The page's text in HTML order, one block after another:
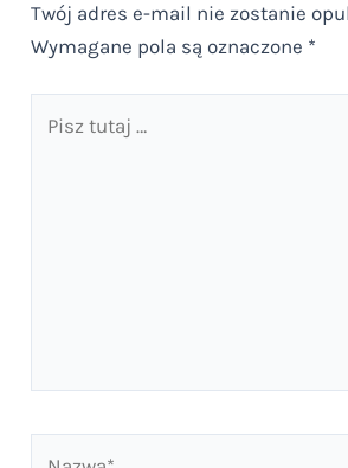
Twój adres e-mail nie zostanie
Wymagane pola są oznaczone *
tutaj